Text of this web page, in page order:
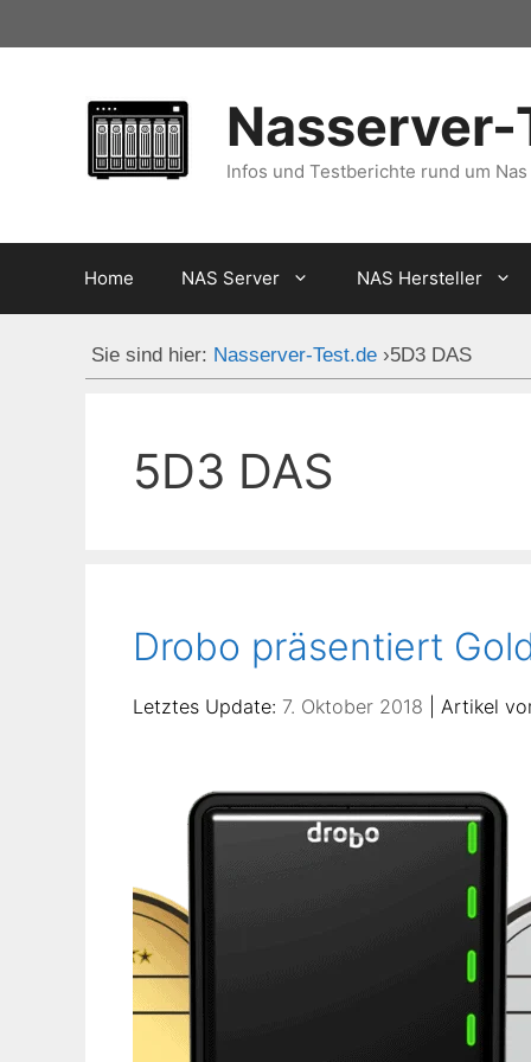
springen
Nasserver-
Infos und Testberichte rund um
Home NAS Server NAS Hersteller
Sie sind hier: Nasserver-Test.de ›5D3 DAS
5D3 DAS
Drobo präsentiert
7. Oktober 2018